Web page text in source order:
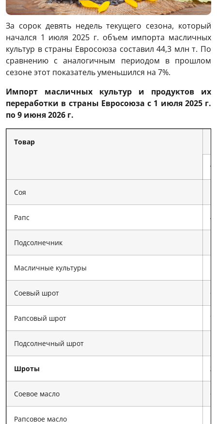
За сорок девять недель текущего сезона, который
начался 1 июля 2025 г. объем импорта масличных
культур в страны Евросоюза составил 44,3 млн т. По
сравнению с аналогичным периодом в прошлом
сезоне этот показатель уменьшился на 7%.
Импорт масличных культур
и продуктов их
переработки в страны Евросоюза с 1 июля 2025 г.
по 9 июня 2026 г.
Товар
Соя
Рапс 4
Подсолнечник
Масличные культуры
Соевый шрот
Рапсовый шрот
Подсолнечный шрот
Шроты
Соевое масло
Рапсовое масло